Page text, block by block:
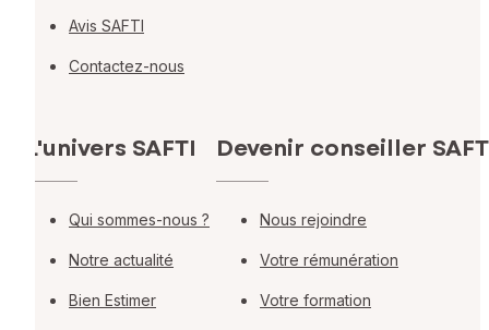
Avis SAFTI
Contactez-nous
L'univers SAFTI
Qui sommes-nous ?
Notre actualité
Bien Estimer
Devenir conseiller
Nous rejoindre
Votre rémunération
Votre formation